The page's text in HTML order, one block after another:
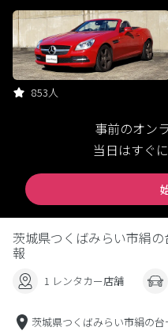
853人
事前のオン
当日はすぐ
茨城県つくばみらい市絹
報
1 レンタカー店舗
茨城県つくばみらい市絹の台